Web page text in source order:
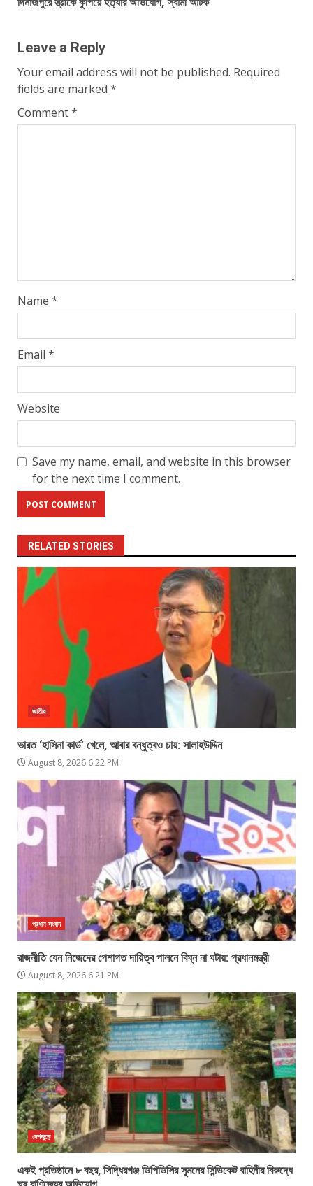
Leave a Reply
Your email address will not be published. Required
fields are marked *
Comment*
Name *
Email *
Website
Save my name, email, and website in this browser
for the next time I comment.
RELATED STORIES
জাতীয়
ভারত ‘হাসিনা কার্ড’ খেলে, আবার বন্ধুত্বও চায়: সালাহউদ্দিন
August 8, 2026 6:22 PM
প্রধান সংবাদ
রাজনীতি যেন নিজেদের পেশাগত দায়িত্ব পালনে বিঘ্ন না ঘটায়: প্রধানমন্ত্রী
August 8, 2026 6:21 PM
দেশজুড়ে
একই প্রতিষ্ঠানে ৮ বছর, সিদ্ধিরগঞ্জ ডিপিডিসির সুমনের সিন্ডিকেট বাহিনীর বিরুদ্ধে